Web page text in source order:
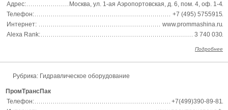
Адрес:
Москва, ул. 1-ая Аэропортовская, д. 6, пом. 4, оф. 1-4
Телефон:
+7 (495) 5755915
Интернет:
www.prommashina.ru
Alexa Rank:
3 740 030
Подробнее
Рубрика: Гидравлическое оборудование
ПромТрансПак
Телефон:
+7(499)390-89-81